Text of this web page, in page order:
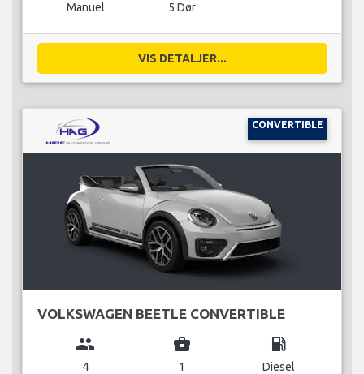
Manuel 5 Dør
VIS DETALJER...
CONVERTIBLE
VOLKSWAGEN BEETLE CONVERTIBLE
group
4
business_center
1
local_gas_station
Diesel